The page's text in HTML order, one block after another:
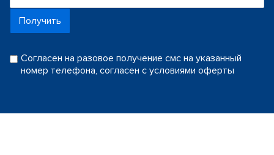
Получить
Согласен на разовое получение смс на указанный
номер телефона, согласен с условиями оферты